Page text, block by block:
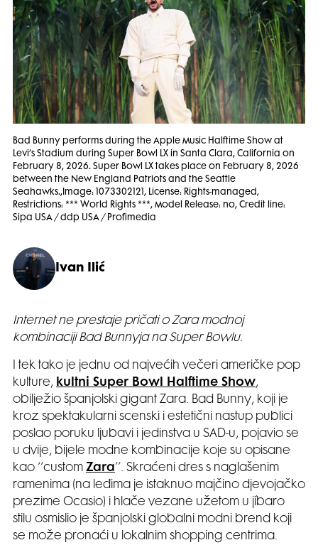
Bad Bunny performs during the Apple Music Halftime Show at
Levi’s Stadium during Super Bowl LX in Santa Clara, California on
February 8, 2026. Super Bowl LX takes place on February 8, 2026
between the New England Patriots and the Seattle
Seahawks.,Image: 1073302121, License: Rights-managed,
Restrictions: *** World Rights ***, Model Release: no, Credit line:
Sipa USA / ddp USA / Profimedia
Ivan Ilić
Internet ne prestaje pričati o Zara modnoj
kombinaciji Bad Bunnyja na Super Bowlu.
I tek tako je jednu od najvećih večeri američke pop
kulture, kultni Super Bowl Halftime Show,
obilježio španjolski gigant Zara. Bad Bunny, koji je
kroz spektakularni scenski i estetični nastup publici
poslao poruku ljubavi i jedinstva u SAD-u, pojavio se
u dvije, bijele modne kombinacije koje su opisane
kao ‘’custom Zara’’. Skraćeni dres s naglašenim
ramenima (na leđima je istaknuo majčino djevojačko
prezime Ocasio) i hlače vezane užetom u jíbaro
stilu osmislio je španjolski globalni modni brend koji
se može pronaći u lokalnim shopping centrima.